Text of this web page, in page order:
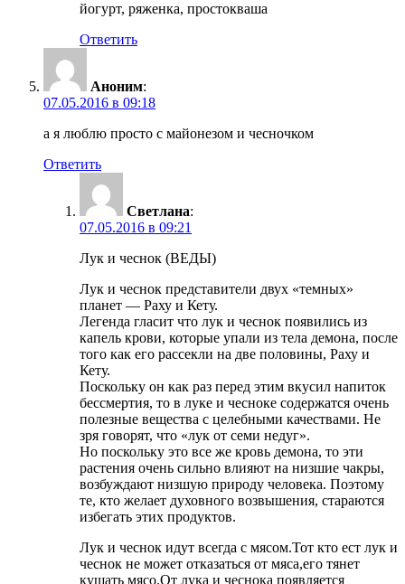
йогурт, ряженка, простокваша
Ответить
Аноним:
07.05.2016 в 09:18
а я люблю просто с майонезом и чесночком
Ответить
Светлана:
07.05.2016 в 09:21
Лук и чеснок (ВЕДЫ)
Лук и чеснок представители двух «темных»
планет — Раху и Кету.
Легенда гласит что лук и чеснок появились из
капель крови, которые упали из тела демона, после
того как его рассекли на две половины, Раху и
Кету.
Поскольку он как раз перед этим вкусил напиток
бессмертия, то в луке и чесноке содержатся очень
полезные вещества с целебными качествами. Не
зря говорят, что «лук от семи недуг».
Но поскольку это все же кровь демона, то эти
растения очень сильно влияют на низшие чакры,
возбуждают низшую природу человека. Поэтому
те, кто желает духовного возвышения, стараются
избегать этих продуктов.
Лук и чеснок идут всегда с мясом.Тот кто ест лук и
чеснок не может отказаться от мяса,его тянет
кушать мясо.От лука и чеснока появляется